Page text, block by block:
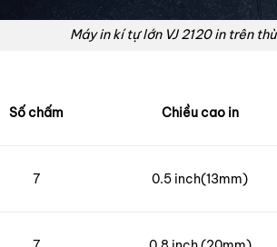
Máy inkítự lớn VJ 2120 in trên
Số chấm Chiều cao in
7 0.5 inch(13mm)